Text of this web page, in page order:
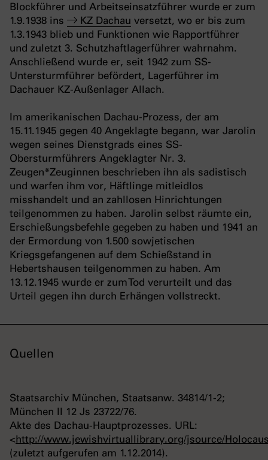
Blockführer und Arbeitseinsatzführer wurde er zum
1.9.1938 ins
KZ Dachau versetzt, wo er bis zum
1.3.1943 blieb und Funktionen wie Rapportführer
und zuletzt 3. Schutzhaftlagerführer wahrnahm.
Anschließend wurde er, seit 1942 zum SS-
Untersturmführer befördert, Lagerführer im
Dachauer KZ-Außenlager Allach.
Im amerikanischen Dachau-Prozess, der am
15.11.1945 gegen 40 Angeklagte begann, war Jarolin
wegen seines Dienstgrads eines SS-
Obersturmführers Angeklagter Nr. 3.
Zeugen*Zeuginnen beschrieben ihn als sadistisch
und warfen ihm vor, Häftlinge mitleidlos
misshandelt und an zahllosen Hinrichtungen
teilgenommen zu haben. Jarolin selbst räumte ein,
Erschießungsbefehle gegeben zu haben und 1941 an
der Ermordung von 1.500 sowjetischen
Kriegsgefangenen auf dem Schießstand in
Hebertshausen teilgenommen zu haben. Am
13.12.1945 wurde er zum Tod verurteilt und das
Urteil gegen ihn durch Erhängen vollstreckt.
Quellen
Staatsarchiv München, Staatsanw. 34814/1-2;
München II 12 Js 23722/76.
Akte des Dachau-Hauptprozesses. URL:
<http://www.jewishvirtuallibrary.org/jsource/
(zuletzt aufgerufen am 1.12.2014).